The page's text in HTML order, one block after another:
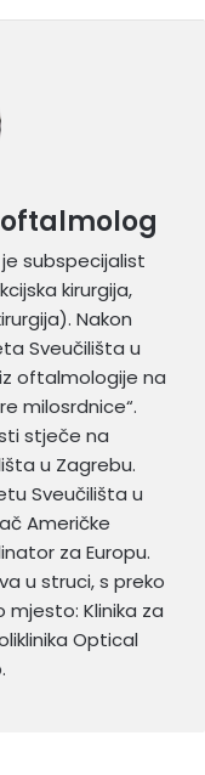
oftalmolog
je subspecijalist
kirurgija,
Nakon
Sveučilišta u
oftalmologije na
milosrdnice“.
stječe na
u Zagrebu.
Sveučilišta u
Američke
za Europu.
u struci, s preko
mjesto: Klinika za
Optical